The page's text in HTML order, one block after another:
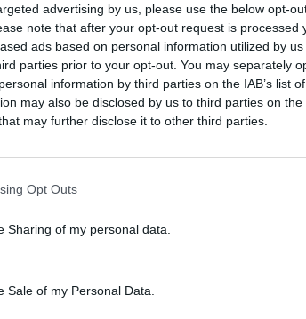
advertising by us, please use the below opt-
note that after your opt-out request is processed
ads based on personal information utilized by
parties prior to your opt-out. You may separately
information by third parties on the IAB’s list
may also be disclosed by us to third parties on the
may further disclose it to other third parties.
Opt Outs
Sharing of my personal data.
Sale of my Personal Data.
kině se svou show „Kdo nepláče není
naši reportáž.